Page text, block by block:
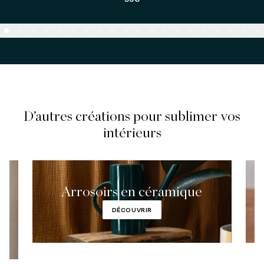
D’autres créations pour sublimer vos
intérieurs
Arrosoirs en céramique
DÉCOUVRIR